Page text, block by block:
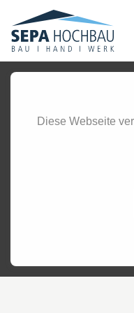
Diese Webseite